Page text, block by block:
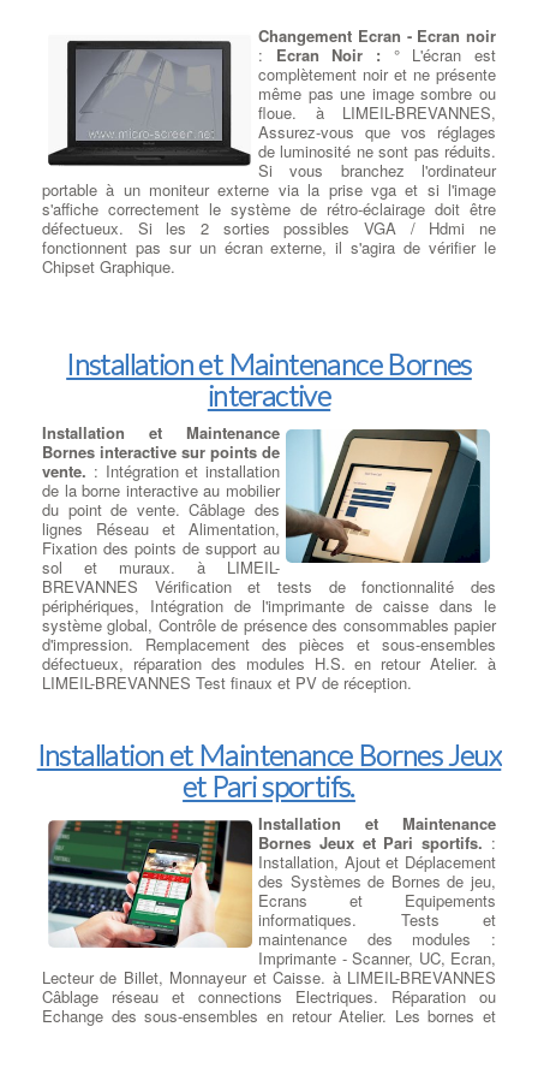
Meilleur Serveur Rack DELL à
LIMEIL-BREVANNES
Serveurs
rack DELL PowerEdge :
Préparez votre datacenter pour
gérer toutes les charges applicatives.
Les serveurs rack PowerEdge associent une architecture
hautement évolutive à un équilibrage optimal de traitement et de
mémoire, afin d'optimiser les performances sur un éventail
complet d’applications. Record mondial en matière de
performances SAP11. Gamme la plus vaste d’options de
des données, l’IA et l’apprentissage automatique.
Changement Ecran - Ecran noir
: Ecran Noir : ° L'écran est
complètement noir et ne présente
même pas une image sombre ou
floue. à LIMEIL-BREVANNES,
Assurez-vous que vos réglages
de luminosité ne sont pas réduits.
Si vous branchez l'ordinateur
portable à un moniteur externe via la prise vga et si l'image
s'affiche correctement le système de rétro-éclairage doit être
défectueux. Si les 2 sorties possibles VGA / Hdmi ne
fonctionnent pas sur un écran externe, il s'agira de vérifier le
Chipset Graphique.
° De temps en temps, puis à
fréquence régulière votre écran se
met à l'arrêt. à LIMEIL-
BREVANNES, Il faut vous
assurer que le câble vidéo est
bien fixé sur le port vidéo à
l'arrière de l'écran du portable et sur le Slot de la carte mère. En
outre, s'assurer que le câble inverseur, situé au bas de votre
écran, est également solidement fixé. à LIMEIL-BREVANNES,
Examinez le câble vidéo pour s'assurer qu'il n'y a pas de
dommages ou de pincement, ce qui peut provoquer des
scintillements réguliers. Si tout semble être solidement fixé et s'il
n'y a aucun autre dommage visible, l'écran LCD est défectueux.
Installation et Maintenance Bornes
interactive
Installation et Maintenance
Bornes interactive sur points de
vente. : Intégration et installation
de la borne interactive au mobilier
du point de vente. Câblage des
lignes Réseau et Alimentation,
Fixation des points de support au
sol et muraux. à LIMEIL-
BREVANNES Vérification et tests de fonctionnalité des
périphériques, Intégration de l'imprimante de caisse dans le
système global, Contrôle de présence des consommables papier
d'impression. Remplacement des pièces et sous-ensembles
défectueux, réparation des modules H.S. en retour Atelier. à
LIMEIL-BREVANNES Test finaux et PV de réception.
Installation et Maintenance Bornes Jeux
et Pari sportifs.
Installation et Maintenance
Bornes Jeux et Pari sportifs. :
Installation, Ajout et Déplacement
des Systèmes de Bornes de jeu,
Ecrans et Equipements
informatiques. Tests et
maintenance des modules :
Imprimante - Scanner, UC, Ecran,
Lecteur de Billet, Monnayeur et Caisse. à LIMEIL-BREVANNES
Câblage réseau et connections Electriques. Réparation ou
Echange des sous-ensembles en retour Atelier. Les bornes et